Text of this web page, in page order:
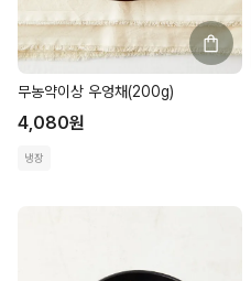
무농약이상 우엉채(200g)
4,080원
냉장